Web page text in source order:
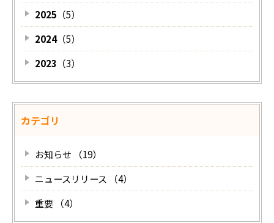
2025 （5）
2024（5）
2023 （3）
カテゴリ
お知らせ （19）
ニュースリリース （4）
重要 （4）